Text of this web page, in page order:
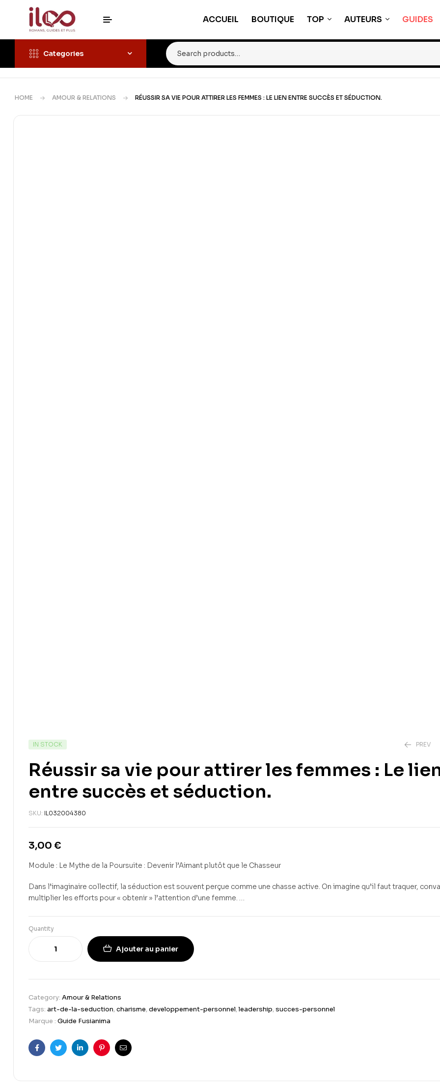
ACCUEIL BOUTIQUE TOP AUTEURS GUIDES
Categories
HOME AMOUR & RELATIONS RÉUSSIR SA VIE POUR ATTIRER LES FEMMES : LE LIEN ENTRE SUCCÈS ET SÉDUCTION.
IN STOCK PREV
Réussir sa vie pour attirer les femmes : Le
entre succès et séduction.
SKU: IL032004380
3,00 €
Module : Le Mythe de la Poursuite : Devenir l’Aimant plutôt que le Chasseur
Dans l’imaginaire collectif, la séduction est souvent perçue comme une chasse active. On imagine qu’il faut traquer,
multiplier les efforts pour « obtenir » l’attention d’une femme. …
Quantity
Ajouter au panier
Category: Amour & Relations
Tags: art-de-la-seduction,charisme,developpement-personnel,leadership,succes-personnel
Marque : Guide Fusianima
FacebookTwitterLinkedinPinterestEmail